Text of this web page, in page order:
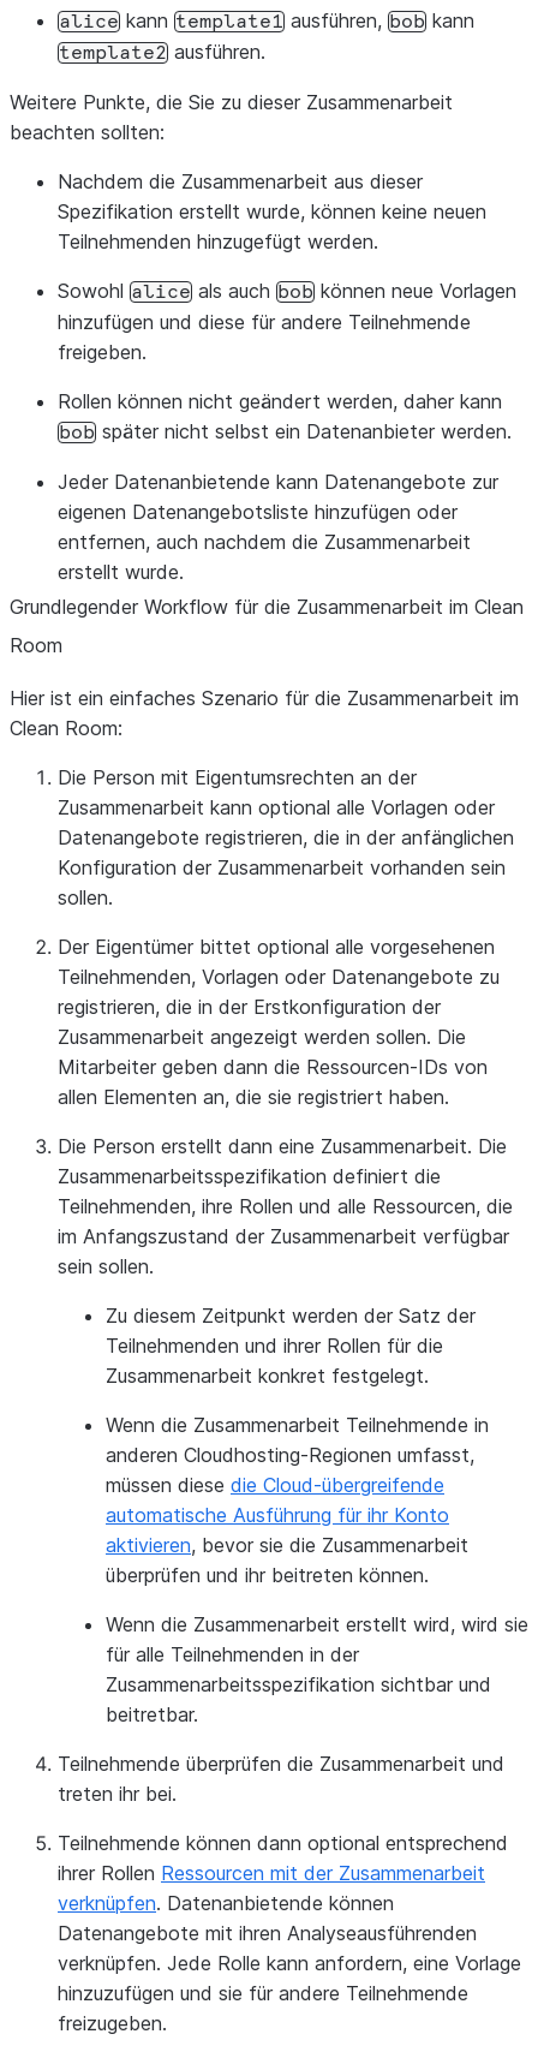
alice:
data_offerings:
templates:
# bob can use this
- id: template2
alice kann template1 ausführen, bob kann
template2 ausführen.
Weitere Punkte, die Sie zu dieser Zusammenarbeit
beachten sollten:
Nachdem die Zusammenarbeit aus dieser
Spezifikation erstellt wurde, können keine neuen
Teilnehmenden hinzugefügt werden.
Sowohl alice als auch bob können neue Vorlagen
hinzufügen und diese für andere Teilnehmende
freigeben.
Rollen können nicht geändert werden, daher kann
bob später nicht selbst ein Datenanbieter werden.
Jeder Datenanbietende kann Datenangebote zur
eigenen Datenangebotsliste hinzufügen oder
entfernen, auch nachdem die Zusammenarbeit
erstellt wurde.
Grundlegender Workflow für die Zusammenarbeit im Clean
Room
Hier ist ein einfaches Szenario für die Zusammenarbeit im
Clean Room:
Die Person mit Eigentumsrechten an der
Zusammenarbeit kann optional alle Vorlagen oder
Datenangebote registrieren, die in der anfänglichen
Konfiguration der Zusammenarbeit vorhanden sein
sollen.
Der Eigentümer bittet optional alle vorgesehenen
Teilnehmenden, Vorlagen oder Datenangebote zu
registrieren, die in der Erstkonfiguration der
Zusammenarbeit angezeigt werden sollen. Die
Mitarbeiter geben dann die Ressourcen-IDs von
allen Elementen an, die sie registriert haben.
Die Person erstellt dann eine Zusammenarbeit. Die
Zusammenarbeitsspezifikation definiert die
Teilnehmenden, ihre Rollen und alle Ressourcen, die
im Anfangszustand der Zusammenarbeit verfügbar
sein sollen.
Zu diesem Zeitpunkt werden der Satz der
Teilnehmenden und ihrer Rollen für die
Zusammenarbeit konkret festgelegt.
Wenn die Zusammenarbeit Teilnehmende in
anderen Cloudhosting-Regionen umfasst,
müssen diese die Cloud-übergreifende
automatische Ausführung für ihr Konto
aktivieren, bevor sie die Zusammenarbeit
überprüfen und ihr beitreten können.
Wenn die Zusammenarbeit erstellt wird, wird sie
für alle Teilnehmenden in der
Zusammenarbeitsspezifikation sichtbar und
beitretbar.
Teilnehmende überprüfen die Zusammenarbeit und
treten ihr bei.
Teilnehmende können dann optional entsprechend
ihrer Rollen Ressourcen mit der Zusammenarbeit
verknüpfen. Datenanbietende können
Datenangebote mit ihren Analyseausführenden
verknüpfen. Jede Rolle kann anfordern, eine Vorlage
hinzuzufügen und sie für andere Teilnehmende
freizugeben.